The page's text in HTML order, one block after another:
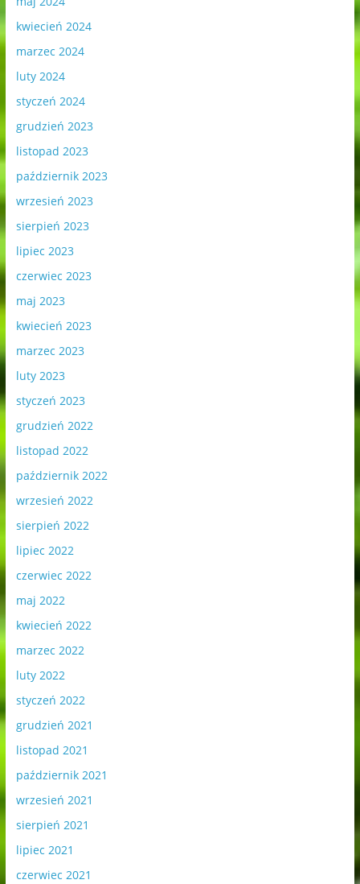
kwiecień 2024
marzec 2024
luty 2024
styczeń 2024
grudzień 2023
listopad 2023
październik 2023
wrzesień 2023
sierpień 2023
lipiec 2023
czerwiec 2023
maj 2023
kwiecień 2023
marzec 2023
luty 2023
styczeń 2023
grudzień 2022
listopad 2022
październik 2022
wrzesień 2022
sierpień 2022
lipiec 2022
czerwiec 2022
maj 2022
kwiecień 2022
marzec 2022
luty 2022
styczeń 2022
grudzień 2021
listopad 2021
październik 2021
wrzesień 2021
sierpień 2021
lipiec 2021
czerwiec 2021